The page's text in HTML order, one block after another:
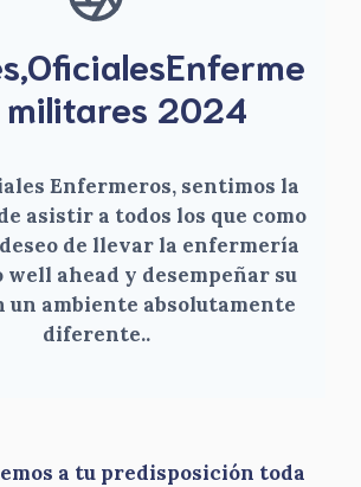
militares 2024
Enfermeros, sentimos la
asistir a todos los que como
de llevar la enfermería
well ahead y desempeñar su
un ambiente absolutamente
diferente..
a tu predisposición toda